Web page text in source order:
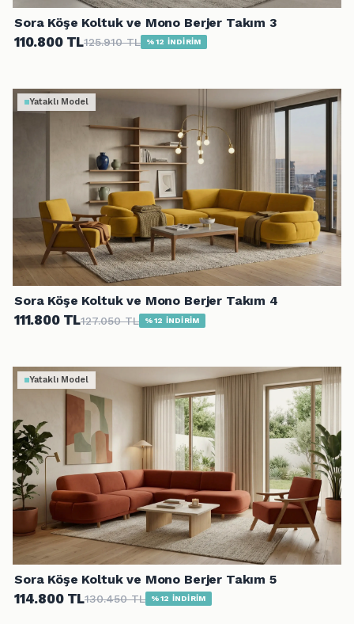
Sora Köşe Koltuk ve Mono Berjer Takım 3
110.800 TL125.910 TL %12 İNDİRİM
Yataklı Model
Sora Köşe Koltuk ve Mono Berjer Takım 4
111.800 TL127.050 TL %12 İNDİRİM
Yataklı Model
Sora Köşe Koltuk ve Mono Berjer Takım 5
114.800 TL130.450 TL %12 İNDİRİM